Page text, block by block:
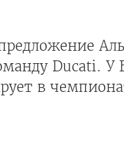
Ducati. У
в